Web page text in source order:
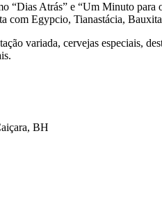
“Dias Atrás” e “Um Minuto
com Egypcio, Tianastácia,
variada, cervejas especiais,
BH